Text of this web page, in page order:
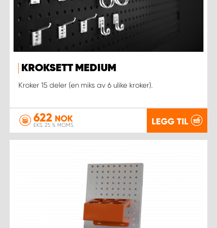
KROKSETT MEDIUM
Kroker 15 deler (en miks av 6 ulike kroker).
622 NOK
EKS. 25 % MOMS LEGG TIL